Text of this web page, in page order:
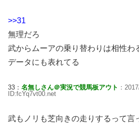
>>31
無理だろ
武からムーアの乗り替わりは相性わ
データにも表れてる
33： 名無しさん＠実況で競馬板アウト ：
ID:fcYq7vt00.net
武もノリも芝向きの走りするって言